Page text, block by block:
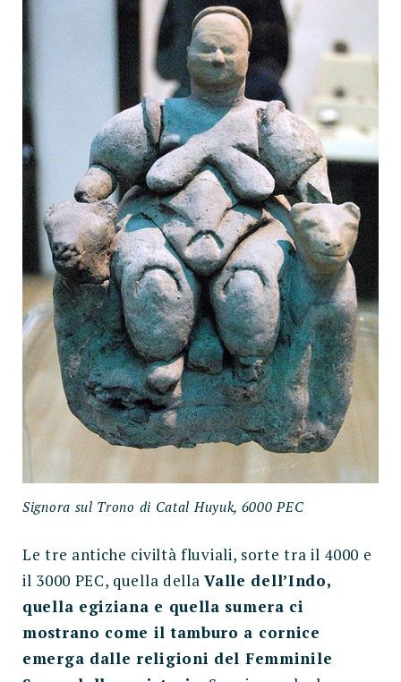
Signora sul Trono di Catal Huyuk, 6000 PEC
Le tre antiche civiltà fluviali, sorte tra il 4000 e
il 3000 PEC, quella dellaValle dell’Indo,
quella egiziana e quella sumera ci
mostrano come il tamburo a cornice
emerga dalle religioni del Femminile